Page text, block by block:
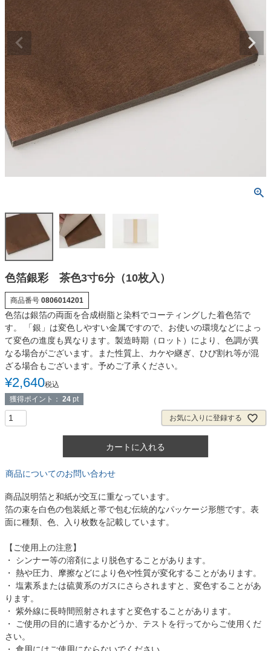
色箔銀彩 茶色3寸6分（10枚入）
商品番号 0806014201
色箔は銀箔の両面を合成樹脂と染料でコーティングした着色箔で
す。 「銀」は変色しやすい金属ですので、お使いの環境などによっ
て変色の進度も異なります。製造時期（ロット）により、色調が異
なる場合がございます。また性質上、カケや継ぎ、ひび割れ等が混
ざる場合もございます。予めご了承ください。
¥2,640税込
獲得ポイント： 24 pt
お気に入りに登録する
カートに入れる
商品についてのお問い合わせ
商品説明箔と和紙が交互に重なっています。
箔の束を白色の包装紙と帯で包む伝統的なパッケージ形態です。表
面に種類、色、入り枚数を記載しています。
【ご使用上の注意】
・ シンナー等の溶剤により脱色することがあります。
・ 熱や圧力、摩擦などにより色や性質が変化することがあります。
・ 塩素系または硫黄系のガスにさらされますと、変色することがあ
ります。
・ 紫外線に長時間照射されますと変色することがあります。
・ ご使用の目的に適するかどうか、テストを行ってからご使用くだ
さい。
・ 食用にはご使用にならないでください。